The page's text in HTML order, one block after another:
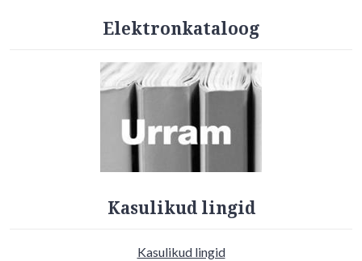
Elektronkataloog
Kasulikud lingid
Kasulikud lingid